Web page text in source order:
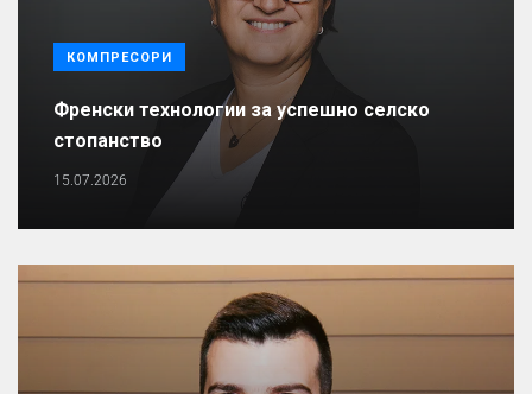
КОМПРЕСОРИ
Френски технологии за успешно селско
стопанство
15.07.2026